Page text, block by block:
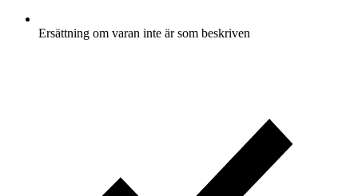
Ersättning om varan inte är som beskriven